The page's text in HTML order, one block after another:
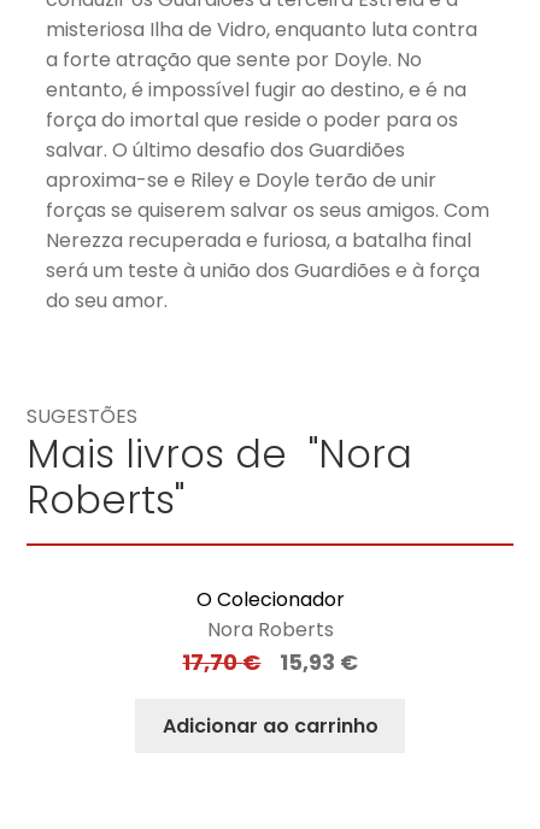
misteriosa Ilha de Vidro, enquanto luta contra
a forte atração que sente por Doyle. No
entanto, é impossível fugir ao destino, e é na
força do imortal que reside o poder para os
salvar. O último desafio dos Guardiões
aproxima-se e Riley e Doyle terão de unir
forças se quiserem salvar os seus amigos. Com
Nerezza recuperada e furiosa, a batalha final
será um teste à união dos Guardiões e à força
do seu amor.
SUGESTÕES
Mais livros de "Nora
Roberts"
O Colecionador
Nora Roberts
17,70€ 15,93 €
Adicionar ao carrinho